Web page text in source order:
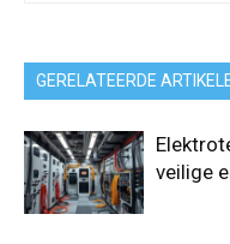
GERELATEERDE
veilige